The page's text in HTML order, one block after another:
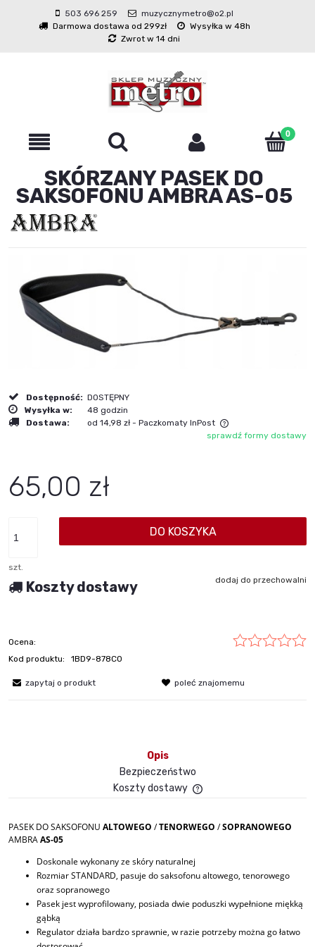
503 696 259
muzycznymetro@o2.pl
Darmowa dostawa od 299zł
Wysyłka w 48h
Zwrot w 14 dni
SKÓRZANY PASEK DO
SAKSOFONU AMBRA AS-05
Dostępność: DOSTĘPNY
Wysyłka w:
48 godzin
Dostawa:
od 14,98 zł - Paczkomaty InPost
Cena nie zawiera ewentualnych kosztów płatnościsprawdź formy dostawy
65,00 zł
szt.
DO KOSZYKA
dodaj do przechowalni
Koszty dostawy
Ocena:
Kod produktu:
1BD9-878C0
zapytaj o produkt poleć znajomemu
Opis
Bezpieczeństwo
Koszty dostawy
PASEK DO SAKSOFONU ALTOWEGO /TENORWEGO /SOPRANOWEGO
AMBRAAS-05
Doskonale wykonany ze skóry naturalnej
Rozmiar STANDARD, pasuje do saksofonu altowego, tenorowego
oraz sopranowego
Pasek jest wyprofilowany, posiada dwie poduszki wypełnione miękką
gąbką
Regulator działa bardzo sprawnie, w razie potrzeby można go łatwo